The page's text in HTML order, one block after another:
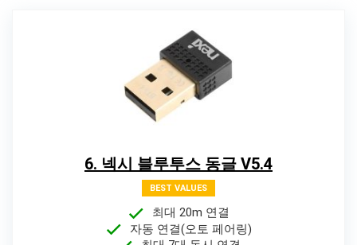
6. 넥시 블루투스 동글 V5.4
BEST VALUES
최대 20m 연결
자동 연결(오토 페어링)